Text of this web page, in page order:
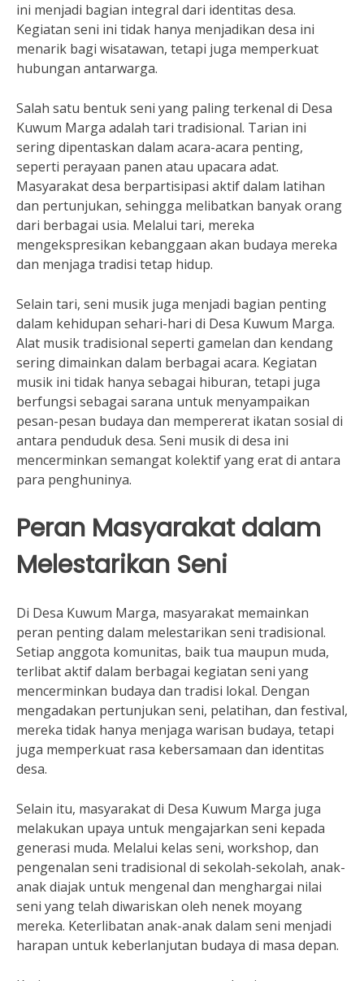
ini menjadi bagian integral dari identitas desa.
Kegiatan seni ini tidak hanya menjadikan desa ini
menarik bagi wisatawan, tetapi juga memperkuat
hubungan antarwarga.
Salah satu bentuk seni yang paling terkenal di Desa
Kuwum Marga adalah tari tradisional. Tarian ini
sering dipentaskan dalam acara-acara penting,
seperti perayaan panen atau upacara adat.
Masyarakat desa berpartisipasi aktif dalam latihan
dan pertunjukan, sehingga melibatkan banyak orang
dari berbagai usia. Melalui tari, mereka
mengekspresikan kebanggaan akan budaya mereka
dan menjaga tradisi tetap hidup.
Selain tari, seni musik juga menjadi bagian penting
dalam kehidupan sehari-hari di Desa Kuwum Marga.
Alat musik tradisional seperti gamelan dan kendang
sering dimainkan dalam berbagai acara. Kegiatan
musik ini tidak hanya sebagai hiburan, tetapi juga
berfungsi sebagai sarana untuk menyampaikan
pesan-pesan budaya dan mempererat ikatan sosial di
antara penduduk desa. Seni musik di desa ini
mencerminkan semangat kolektif yang erat di antara
para penghuninya.
Peran Masyarakat dalam
Melestarikan Seni
Di Desa Kuwum Marga, masyarakat memainkan
peran penting dalam melestarikan seni tradisional.
Setiap anggota komunitas, baik tua maupun muda,
terlibat aktif dalam berbagai kegiatan seni yang
mencerminkan budaya dan tradisi lokal. Dengan
mengadakan pertunjukan seni, pelatihan, dan festival,
mereka tidak hanya menjaga warisan budaya, tetapi
juga memperkuat rasa kebersamaan dan identitas
desa.
Selain itu, masyarakat di Desa Kuwum Marga juga
melakukan upaya untuk mengajarkan seni kepada
generasi muda. Melalui kelas seni, workshop, dan
pengenalan seni tradisional di sekolah-sekolah, anak-
anak diajak untuk mengenal dan menghargai nilai
seni yang telah diwariskan oleh nenek moyang
mereka. Keterlibatan anak-anak dalam seni menjadi
harapan untuk keberlanjutan budaya di masa depan.